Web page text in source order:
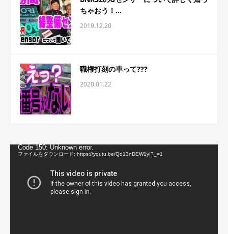
ちゃおう！...
2019.12.20
職権打刻の車って???
2020.01.22
動Code 150: Unknown error.
ファイルをダウンロード: https://youtu.be/Qd13nDEW1yI?_=1